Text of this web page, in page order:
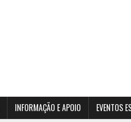
INFORMAÇÃO E APOIO EVENTOS